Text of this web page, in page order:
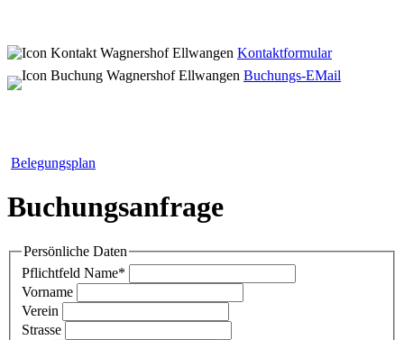
Kontaktformular
Buchungs-EMail
Belegungsplan
Buchungsanfrage
Persönliche Daten
Pflichtfeld Name*
Vorname
Verein
Strasse